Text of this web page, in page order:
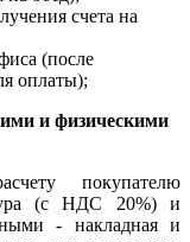
счета на
(после
оплаты);
и физическими
покупателю
(с НДС 20%) и
- накладная и